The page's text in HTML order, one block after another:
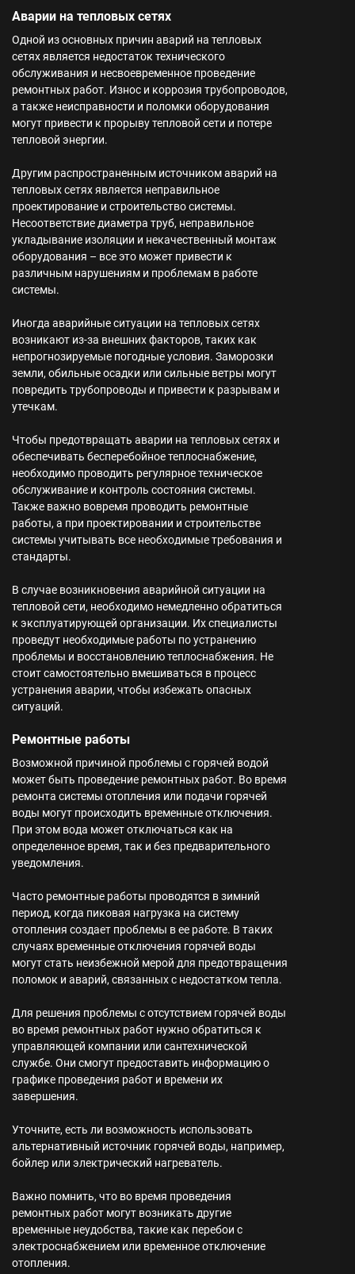
Аварии на тепловых сетях
Одной из основных причин аварий на тепловых
сетях является недостаток технического
обслуживания и несвоевременное проведение
ремонтных работ. Износ и коррозия трубопроводов,
а также неисправности и поломки оборудования
могут привести к прорыву тепловой сети и потере
тепловой энергии.
Другим распространенным источником аварий на
тепловых сетях является неправильное
проектирование и строительство системы.
Несоответствие диаметра труб, неправильное
укладывание изоляции и некачественный монтаж
оборудования – все это может привести к
различным нарушениям и проблемам в работе
системы.
Иногда аварийные ситуации на тепловых сетях
возникают из-за внешних факторов, таких как
непрогнозируемые погодные условия. Заморозки
земли, обильные осадки или сильные ветры могут
повредить трубопроводы и привести к разрывам и
утечкам.
Чтобы предотвращать аварии на тепловых сетях и
обеспечивать бесперебойное теплоснабжение,
необходимо проводить регулярное техническое
обслуживание и контроль состояния системы.
Также важно вовремя проводить ремонтные
работы, а при проектировании и строительстве
системы учитывать все необходимые требования и
стандарты.
В случае возникновения аварийной ситуации на
тепловой сети, необходимо немедленно обратиться
к эксплуатирующей организации. Их специалисты
проведут необходимые работы по устранению
проблемы и восстановлению теплоснабжения. Не
стоит самостоятельно вмешиваться в процесс
устранения аварии, чтобы избежать опасных
ситуаций.
Ремонтные работы
Возможной причиной проблемы с горячей водой
может быть проведение ремонтных работ. Во время
ремонта системы отопления или подачи горячей
воды могут происходить временные отключения.
При этом вода может отключаться как на
определенное время, так и без предварительного
уведомления.
Часто ремонтные работы проводятся в зимний
период, когда пиковая нагрузка на систему
отопления создает проблемы в ее работе. В таких
случаях временные отключения горячей воды
могут стать неизбежной мерой для предотвращения
поломок и аварий, связанных с недостатком тепла.
Для решения проблемы с отсутствием горячей воды
во время ремонтных работ нужно обратиться к
управляющей компании или сантехнической
службе. Они смогут предоставить информацию о
графике проведения работ и времени их
завершения.
Уточните, есть ли возможность использовать
альтернативный источник горячей воды, например,
бойлер или электрический нагреватель.
Важно помнить, что во время проведения
ремонтных работ могут возникать другие
временные неудобства, такие как перебои с
электроснабжением или временное отключение
отопления.